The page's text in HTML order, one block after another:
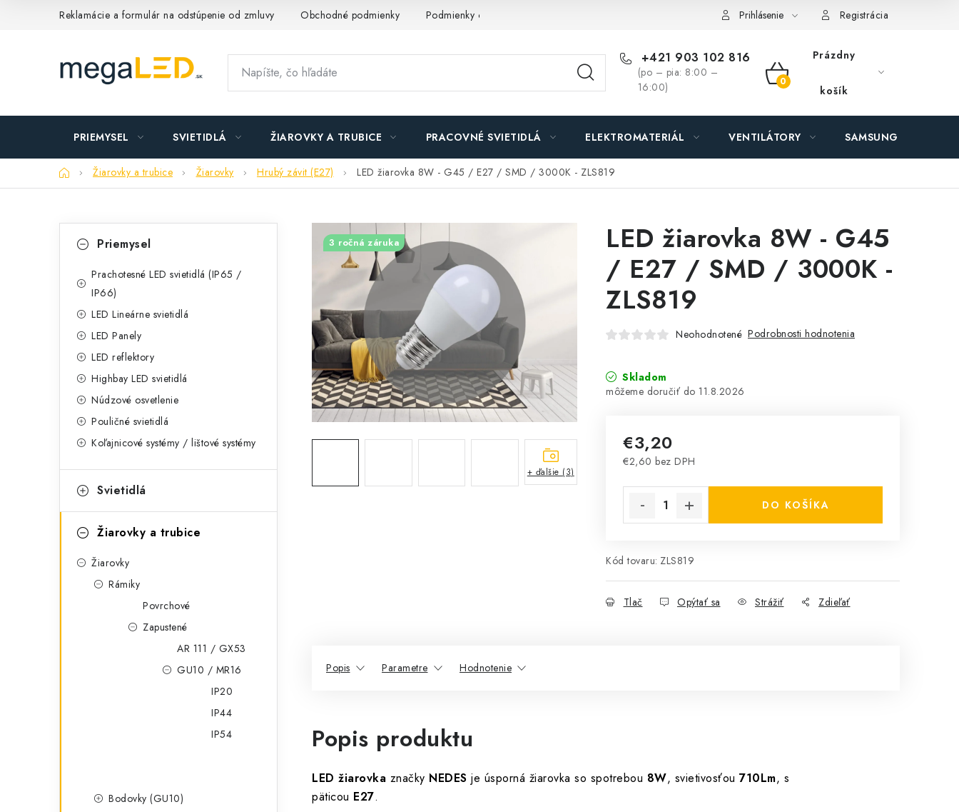
Reklamácie a formulár na odstúpenie od zmluvy Obchodné podmienky Podmienky ochrany osobných údajov O nás - MEGALED & JANTON Zákamenné Zľavy pre profíkov
Prihlásenie Registrácia
+421 903 102 816
(po – pia: 8:00 –
16:00)
NÁKUPNÝ
KOŠÍK
Prázdny
košík
PRIEMYSEL SVIETIDLÁ ŽIAROVKY A TRUBICE PRACOVNÉ SVIETIDLÁ ELEKTROMATERIÁL VENTILÁTORY SAMSUNG SVIETIDLÁ
DomovŽiarovky a trubice Žiarovky Hrubý závit (E27) LED žiarovka 8W - G45 / E27 / SMD / 3000K - ZLS819
l
kategóriePriemysel
Prachotesné LED svietidlá (IP65 /
IP66)
LED Lineárne svietidlá
LED Panely
LED reflektory
Highbay LED svietidlá
Núdzové osvetlenie
Pouličné svietidlá
Koľajnicové systémy / lištové systémy
Svietidlá
Žiarovky a trubice
Žiarovky
Rámiky
Povrchové
Zapustené
AR 111 / GX53
GU10 / MR16
IP20
IP44
IP54
Bodovky (GU10)
LED žiarovka 8W - G45
/ E27 / SMD / 3000K -
ZLS819
Neohodnotené Podrobnosti hodnotenia
Skladom
11.8.2026
€3,20
€2,60 bez DPH
DO KOŠÍKA
Kód tovaru: ZLS819
Tlač Opýtať sa Strážiť Zdieľať
3 ročná záruka
+ ďalšie (3)
Popis Parametre Hodnotenie
Popis produktu
LED žiarovka značky NEDES je úsporná žiarovka so spotrebou 8W, svietivosťou 710Lm, s
päticou E27.